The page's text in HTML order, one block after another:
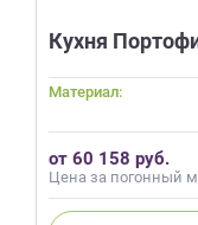
Кухня
Материал:
от 60 158 руб.
Цена за погонный